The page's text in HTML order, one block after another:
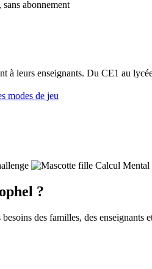
abonnement
à leurs enseignants. Du CE1 au
modes de jeu
?
des familles, des enseignants